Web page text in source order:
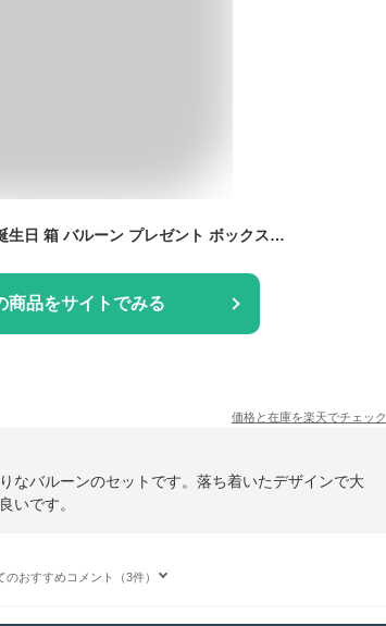
サプライズボックス 誕生日 箱 バルーン プレゼント ボックス 大きい 50cm【 ブラック and ホワイト 】ドッキリ 巨大 バースデー 飾り付け 装飾 パーティーグッズ 彼氏 彼女 男の子 部屋 白
商品をサイトでみる
価格と在庫を楽天でチェック
なバルーンのセットです。落ち着いたデザインで大
いです。
のおすすめコメント（3件）